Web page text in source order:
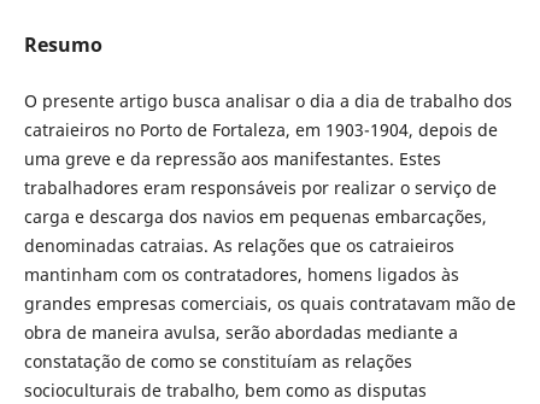
Resumo
O presente artigo busca analisar o dia a dia de trabalho dos
catraieiros no Porto de Fortaleza, em 1903-1904, depois de
uma greve e da repressão aos manifestantes. Estes
trabalhadores eram responsáveis por realizar o serviço de
carga e descarga dos navios em pequenas embarcações,
denominadas catraias. As relações que os catraieiros
mantinham com os contratadores, homens ligados às
grandes empresas comerciais, os quais contratavam mão de
obra de maneira avulsa, serão abordadas mediante a
constatação de como se constituíam as relações
socioculturais de trabalho, bem como as disputas